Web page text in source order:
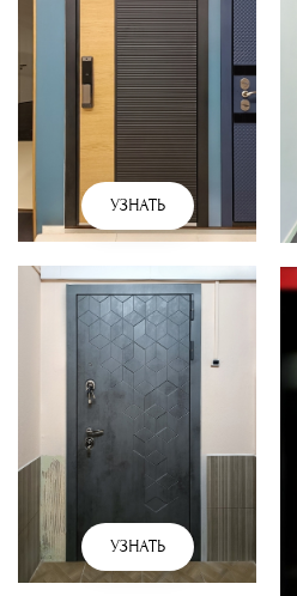
УЗНАТЬ
УЗНАТЬ